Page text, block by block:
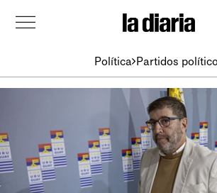
Política Partidos